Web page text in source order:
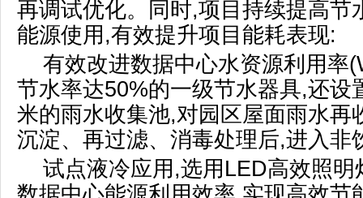
再调试优化。同时,项目持续提高节
能源使用,有效提升项目能耗表现:
有效改进数据中心水资源利用率
节水率达50%的一级节水器具,还设
米的雨水收集池,对园区屋面雨水再
沉淀、再过滤、消毒处理后,进入非
试点液冷应用,选用LED高效照明